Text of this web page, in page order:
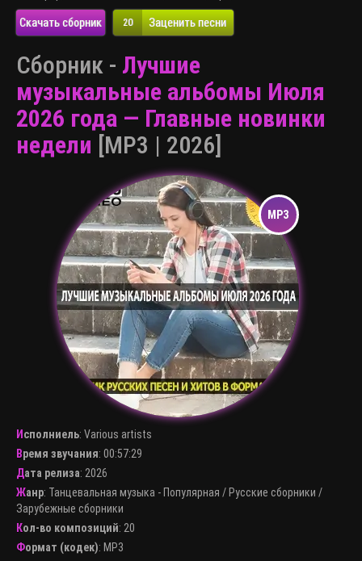
Скачать сборник 20 Заценить песни
Сборник - Лучшие
музыкальные альбомы Июля
2026 года — Главные новинки
недели [MP3 | 2026]
Исполниель: Various artists
Время звучания: 00:57:29
Дата релиза: 2026
Жанр: Танцевальная музыка - Популярная / Русские сборники /
Зарубежные сборники
Кол-во композиций: 20
Формат (кодек): MP3